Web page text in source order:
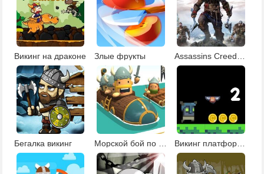
Викинг на драконе Злые фрукты
Бегалка викинг Викинг платформер